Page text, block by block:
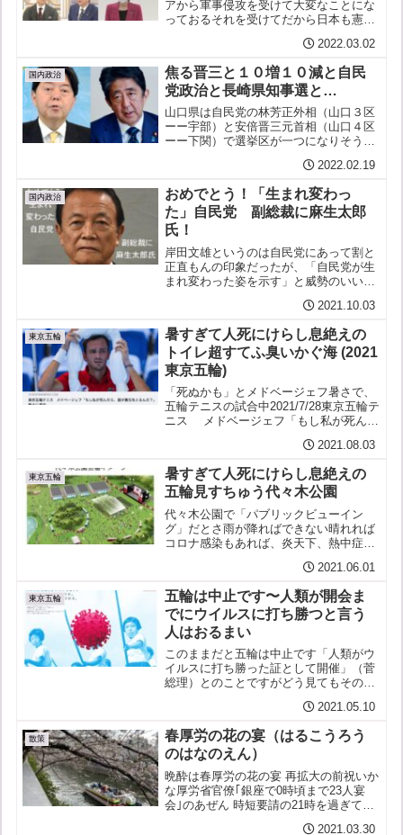
アから軍事侵攻を受けて大変なことにな
っておるそれを受けてだから日本も憲法
装するしかないなんてSNSが飛び交って
おる紳士君：たとえばこれなんかですよ
ね今回のロシアのウクラ...
2022.03.02
国内政治
焦る晋三と１０増１０減と自民
党政治と長崎県知事選と…
山口県は自民党の林芳正外相（山口３区
ーー宇部）と安倍晋三元首相（山口４区
ーー下関）で選挙区が一つになりそうだ
このままでは安倍は林に負ける。焦りま
くる安倍一票の格差が広がっているので
地方で選挙区を減らし都市...
2022.02.19
国内政治
おめでとう！「生まれ変わっ
た」自民党 副総裁に麻生太郎
氏！
岸田文雄というのは自民党にあって割と
正直もんの印象だったが、「自民党が生
まれ変わった姿を示す」と威勢のいいこ
郎なんかを副総裁にして、自民党がちっ
とも変わっていない姿をまざまざと見せ
つけるって、これはもう不...
2021.10.03
東京五輪
暑すぎて人死にけらし息絶えの
トイレ超すてふ臭いかぐ海 (2021
東京五輪)
「死ぬかも」とメドベージェフ暑さで、
五輪テニスの試合中2021/7/28東京五輪テ
ニス メドベージェフ「もし私が死んだ
2021年07月28日 スプートニク午後2日前
更新 五輪＝テニスのメドベージェフ、...
2021.08.03
東京五輪
暑すぎて人死にけらし息絶えの
五輪見すちゅう代々木公園
代々木公園で「パブリックビューイン
グ」だとさ雨が降ればできない晴れれば
コロナ感染もあれば、炎天下、熱中症に
ピックの観戦をしてるあいだに感染しそ
れとも公園でオリンピックに熱中をして
るあいだに熱中症どっちがい...
2021.06.01
東京五輪
五輪は中止です〜人類が開会ま
でにウイルスに打ち勝つと言う
人はおるまい
このままだと五輪は中止です「人類がウ
イルスに打ち勝った証として開催」（菅
総理）とのことですがどう見てもその日
自語自得中止するしかありません人気ブ
ログランキング ←応援クリックを！に
ほんブログ村 ←人気投...
2021.05.10
散策
春厚労の花の宴（はるこうろう
のはなのえん）
晩酔は春厚労の花の宴 再拡大の前祝いか
な厚労省官僚｢銀座で0時頃まで23人宴
会｣のあぜん 時短要請の21時を過ぎても
2021.03.30